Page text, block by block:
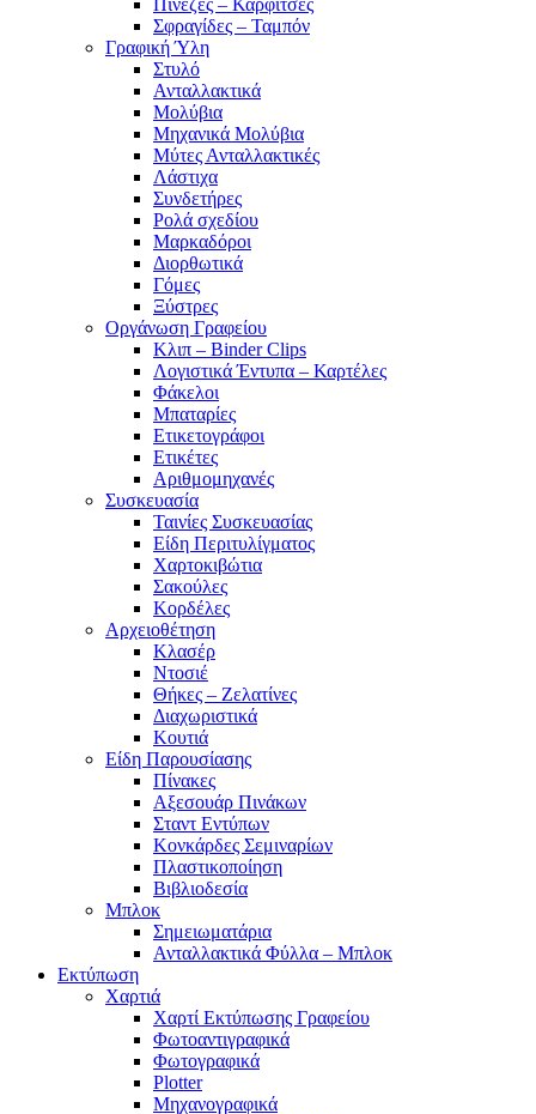
Σφραγίδες – Ταμπόν
Γραφική Ύλη
Στυλό
Ανταλλακτικά
Μολύβια
Μηχανικά Μολύβια
Μύτες Ανταλλακτικές
Λάστιχα
Συνδετήρες
Ρολά σχεδίου
Μαρκαδόροι
Διορθωτικά
Γόμες
Ξύστρες
Οργάνωση Γραφείου
Κλιπ – Binder Clips
Λογιστικά Έντυπα – Καρτέλες
Φάκελοι
Μπαταρίες
Ετικετογράφοι
Ετικέτες
Αριθμομηχανές
Συσκευασία
Ταινίες Συσκευασίας
Είδη Περιτυλίγματος
Χαρτοκιβώτια
Σακούλες
Κορδέλες
Αρχειοθέτηση
Κλασέρ
Ντοσιέ
Θήκες – Ζελατίνες
Διαχωριστικά
Κουτιά
Είδη Παρουσίασης
Πίνακες
Αξεσουάρ Πινάκων
Σταντ Εντύπων
Κονκάρδες Σεμιναρίων
Πλαστικοποίηση
Βιβλιοδεσία
Μπλοκ
Σημειωματάρια
Ανταλλακτικά Φύλλα – Μπλοκ
Εκτύπωση
Χαρτιά
Χαρτί Εκτύπωσης Γραφείου
Φωτοαντιγραφικά
Φωτογραφικά
Plotter
Μηχανογραφικά